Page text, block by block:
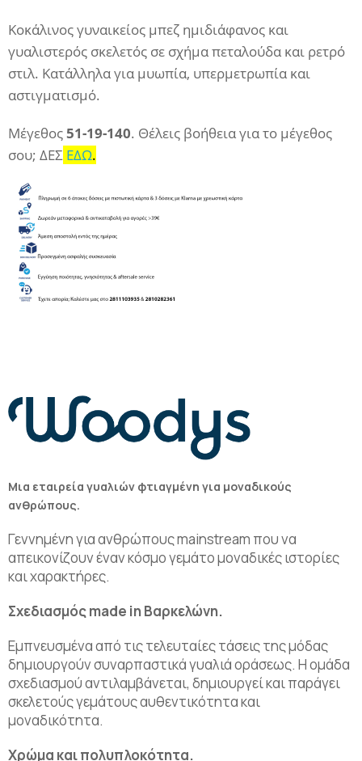
Κοκάλινος γυναικείος μπεζ ημιδιάφανος και
γυαλιστερός σκελετός σε σχήμα πεταλούδα και ρετρό
στιλ. Κατάλληλα για μυωπία, υπερμετρωπία και
αστιγματισμό.
Μέγεθος51-19-140. Θέλεις βοήθεια για το μέγεθος
σου; ΔΕΣ ΕΔΩ.
Μια εταιρεία γυαλιών φτιαγμένη για μοναδικούς
ανθρώπους.
Γεννημένη για ανθρώπους mainstream που να
απεικονίζουν έναν κόσμο γεμάτο μοναδικές ιστορίες
και χαρακτήρες.
Σχεδιασμός made in Βαρκελώνη.
Εμπνευσμένα από τις τελευταίες τάσεις της μόδας
δημιουργούν συναρπαστικά γυαλιά οράσεως. Η ομάδα
σχεδιασμού αντιλαμβάνεται, δημιουργεί και παράγει
σκελετούς γεμάτους αυθεντικότητα και
μοναδικότητα.
Χρώμα και πολυπλοκότητα.